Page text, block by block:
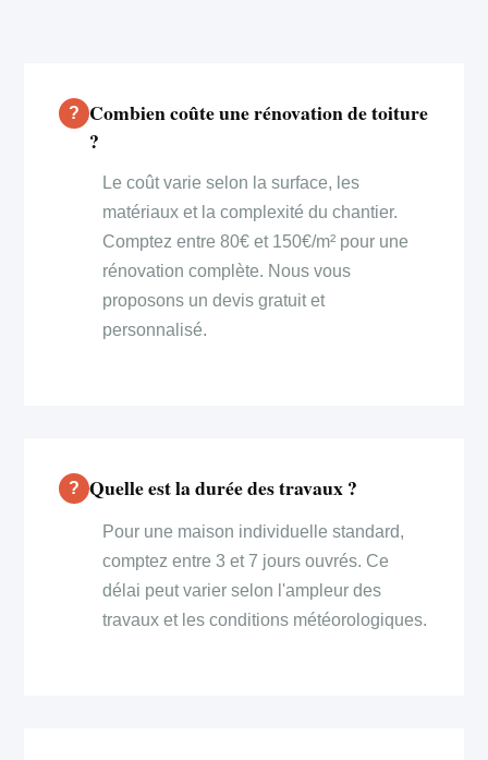
Combien coûte une rénovation de toiture
?
Le coût varie selon la surface, les
matériaux et la complexité du chantier.
Comptez entre 80€ et 150€/m² pour une
rénovation complète. Nous vous
proposons un devis gratuit et
personnalisé.
Quelle est la durée des travaux ?
Pour une maison individuelle standard,
comptez entre 3 et 7 jours ouvrés. Ce
délai peut varier selon l'ampleur des
travaux et les conditions météorologiques.